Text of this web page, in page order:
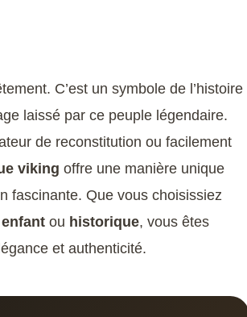
C’est un symbole de l’histoire
laissé par ce peuple légendaire.
de reconstitution ou facilement
viking offre une manière unique
fascinante. Que vous choisissiez
ou historique, vous êtes
et authenticité.